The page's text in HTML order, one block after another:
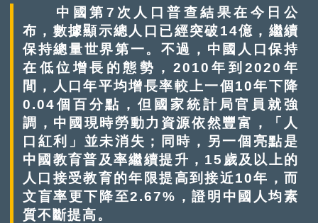
中國第7次人口普查結果在今日公
布，數據顯示總人口已經突破14億，繼續
保持總量世界第一。不過，中國人口保持
在低位增長的態勢，2010年到2020年
間，人口年平均增長率較上一個10年下降
0.04個百分點，但國家統計局官員就強
調，中國現時勞動力資源依然豐富，「人
口紅利」並未消失；同時，另一個亮點是
中國教育普及率繼續提升，15歲及以上的
人口接受教育的年限提高到接近10年，而
文盲率更下降至2.67%，證明中國人均素
質不斷提高。